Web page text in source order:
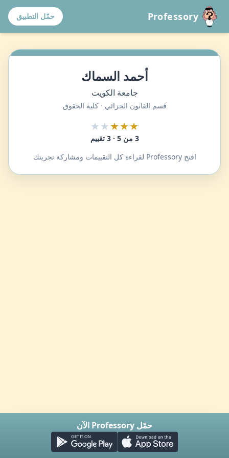
Professory حمّل التطبيق
أحمد السماك
جامعة الكويت
قسم القانون الجزائي · كلية الحقوق
★★★
★★
3 من 5 · 3 تقييم
افتح Professory لقراءة كل التقييمات ومشاركة تجربتك
حمّل Professory الآن